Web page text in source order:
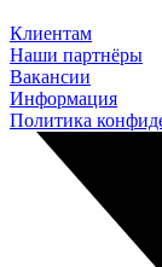
Клиентам
Наши партнёры
Вакансии
Информация
Политика